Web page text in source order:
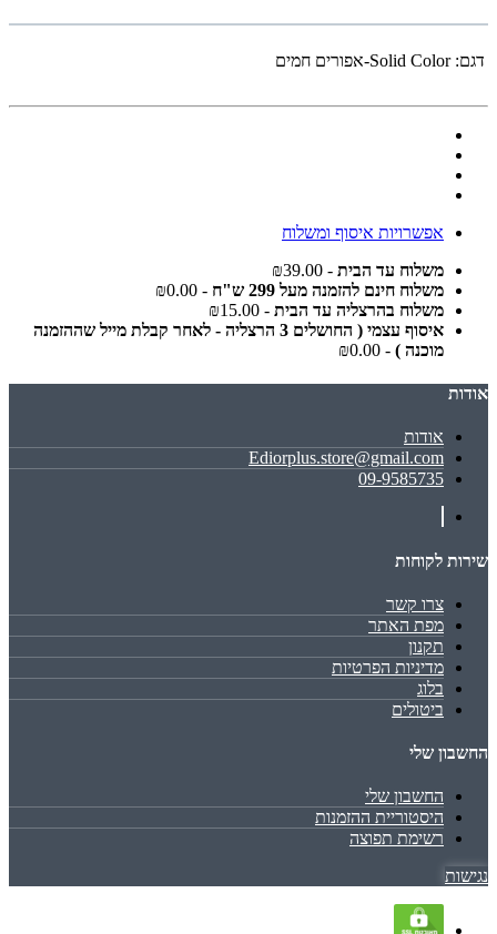
דגם: Solid Color-אפורים חמים
אפשרויות איסוף ומשלוח
משלוח עד הבית - ₪39.00
משלוח חינם להזמנה מעל 299 ש"ח
- ₪0.00
משלוח בהרצליה עד הבית - ₪15.00
איסוף עצמי ( החושלים 3 הרצליה - לאחר קבלת מייל שההזמנה
מוכנה ) - ₪0.00
אודות
אודות
Ediorplus.store@gmail.com
09-9585735
שירות לקוחות
צרו קשר
מפת האתר
תקנון
מדיניות הפרטיות
בלוג
ביטולים
החשבון שלי
החשבון שלי
היסטוריית ההזמנות
רשימת תפוצה
נגישות